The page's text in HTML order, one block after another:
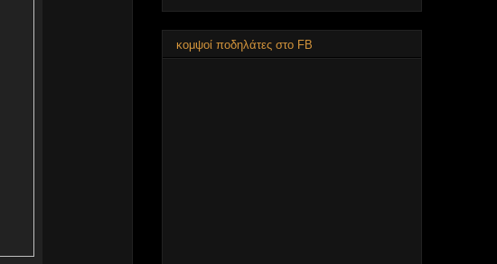
κομψοί ποδηλάτες στο FB